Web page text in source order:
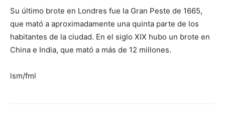
Su último brote en Londres fue la Gran Peste de 1665,
que mató a aproximadamente una quinta parte de los
habitantes de la ciudad. En el siglo XIX hubo un brote en
China e India, que mató a más de 12 millones.
lsm/fml